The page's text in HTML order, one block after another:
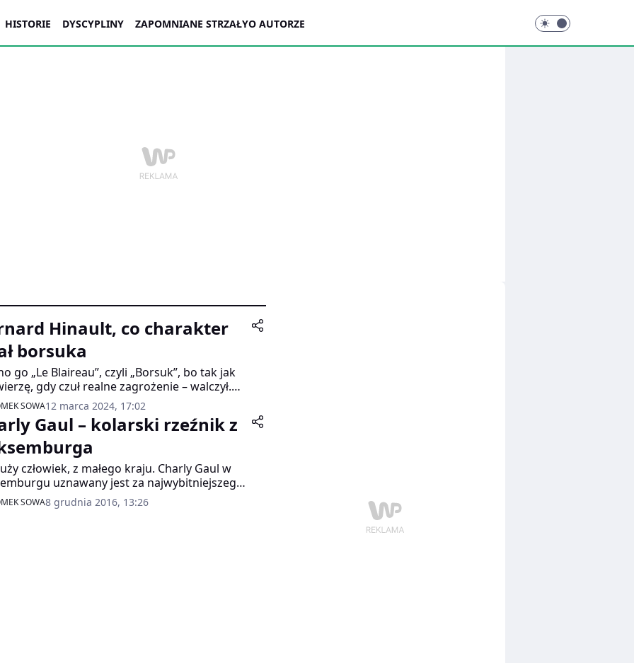
HISTORIE DYSCYPLINY ZAPOMNIANE STRZAŁYO AUTORZE
Hinault, co charakter
borsuka
go „Le Blaireau”, czyli „Borsuk”, bo tak jak
gdy czuł realne zagrożenie – walczył.
też być okrutny; ciągle warczał; jechał z
szczęką, tak, jakby ściskał coś zębami.
nieustępliwym charakterem szły w parze
umiejętności. Pewnie dlatego Bernard
do dzisiaj wymieniany jest jako jeden z
SOWA12 marca 2024, 17:02
Gaul – kolarski rzeźnik z
człowiek, z małego kraju. Charly Gaul w
uznawany jest za najwybitniejszego
ostatniego wieku. Na to wyróżnienie
kolarz w pełni zasłużył.
SOWA8 grudnia 2016, 13:26